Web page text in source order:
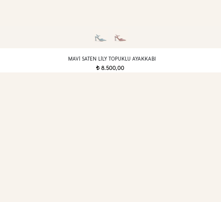
MAVI SATEN LILY TOPUKLU AYAKKABI
t8.500,00